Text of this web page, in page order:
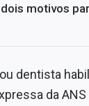
motivos
dentista
da